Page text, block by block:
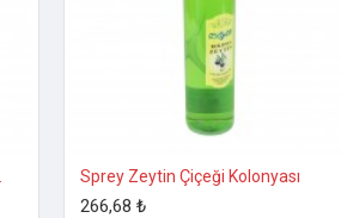
Sprey Zeytin Çiçeği Kolonyası
266,68 ₺